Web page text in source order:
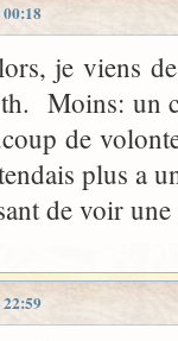
00:18
je viens
Moins: un
de
plus a
de voir
22:59